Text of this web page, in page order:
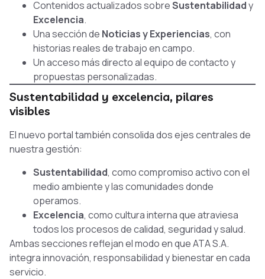
Contenidos actualizados sobreSustentabilidady
Excelencia.
Una sección de Noticias y Experiencias, con
historias reales de trabajo en campo.
Un acceso más directo al equipo de contacto y
propuestas personalizadas.
Sustentabilidad y excelencia, pilares
visibles
El nuevo portal también consolida dos ejes centrales de
nuestra gestión:
Sustentabilidad, como compromiso activo con el
medio ambiente y las comunidades donde
operamos.
Excelencia, como cultura interna que atraviesa
todos los procesos de calidad, seguridad y salud.
Ambas secciones reflejan el modo en que ATA S.A.
integra innovación, responsabilidad y bienestar en cada
servicio.